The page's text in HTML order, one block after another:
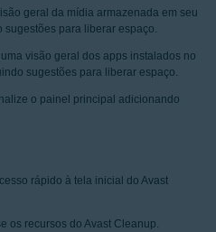
geral da mídia armazenada em seu
sugestões para liberar espaço.
visão geral dos apps instalados no
sugestões para liberar espaço.
o painel principal adicionando
rápido à tela inicial do Avast
os recursos do Avast Cleanup.